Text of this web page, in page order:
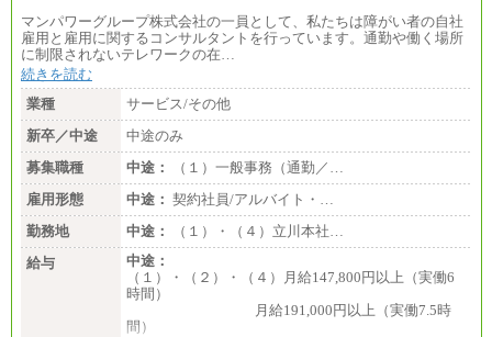
マンパワーグループ株式会社の一員として、私たちは障がい者の自社
雇用と雇用に関するコンサルタントを行っています。通勤や働く場所
に制限されないテレワークの在…
続きを読む
業種
サービス/その他
新卒／中途
中途のみ
募集職種
中途：
（１）一般事務（通勤／…
雇用形態
中途： 契約社員/アルバイト・…
勤務地
中途：
（１）・（４）立川本社…
給与
中途：
（１）・（２）・（４）月給147,800円以上（実働6
時間）
月給191,000円以上（実働7.5時
間）